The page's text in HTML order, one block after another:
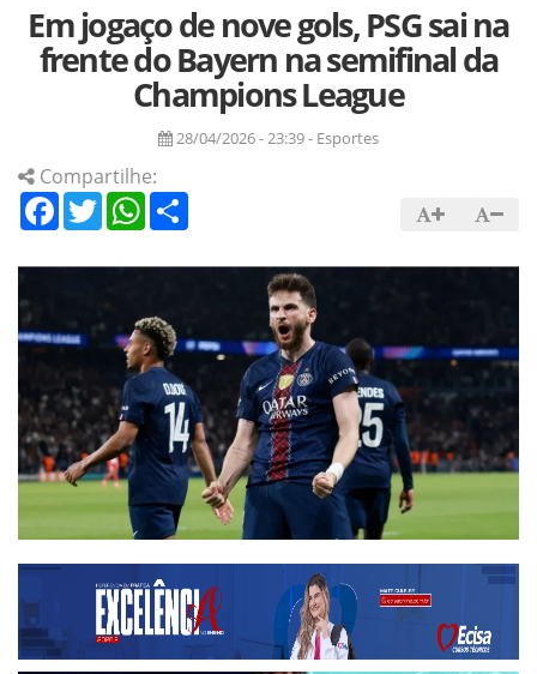
Em jogaço de nove gols, PSG sai na
frente do Bayern na semifinal da
Champions League
28/04/2026 - 23:39 - Esportes
Compartilhe:
Facebook
TwitterWhatsApp